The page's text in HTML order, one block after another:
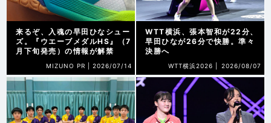
来るぞ、入魂の早田ひなシュー
ズ。『ウエーブメダルHS』（7
月下旬発売）の情報が解禁
MIZUNO PR | 2026/07/14
WTT横浜、張本智和が22分、
早田ひなが26分で快勝。準々
決勝へ
WTT横浜2026 | 2026/08/07